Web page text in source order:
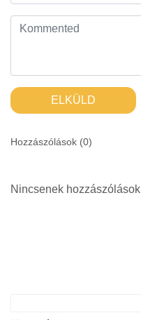
ELKÜLD
Hozzászólások (0)
Nincsenek hozzászólások